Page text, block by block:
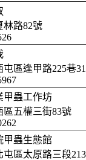
林路82號
屯區逢甲路225巷
甲蟲工作坊
區五權三街83號
甲蟲生態館
屯區太原路三段